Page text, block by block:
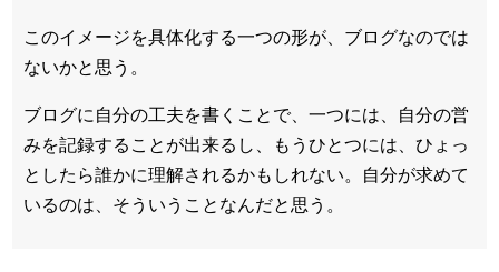
このイメージを具体化する一つの形が、ブログなのでは
ないかと思う。
ブログに自分の工夫を書くことで、一つには、自分の営
みを記録することが出来るし、もうひとつには、ひょっ
としたら誰かに理解されるかもしれない。自分が求めて
いるのは、そういうことなんだと思う。